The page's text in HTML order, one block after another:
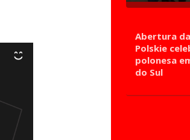
Abertura
Polskie
polonesa
do Sul